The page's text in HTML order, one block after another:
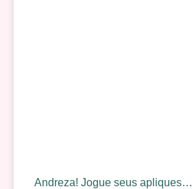
Andreza! Jogue seus apliques…